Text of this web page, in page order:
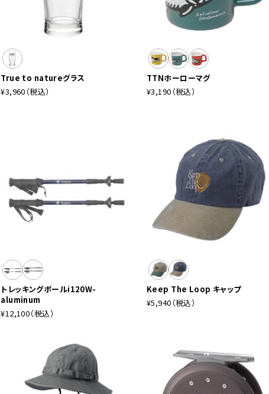
True to natureグラス
¥3,960 （税込）
TTNホーローマグ
¥3,190 （税込）
トレッキングポールi120W-
aluminum
¥12,100（税込）
Keep The Loop キャップ
¥5,940 （税込）